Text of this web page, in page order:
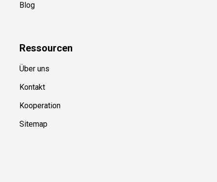
Blog
Ressourcen
Über uns
Kontakt
Kooperation
Sitemap